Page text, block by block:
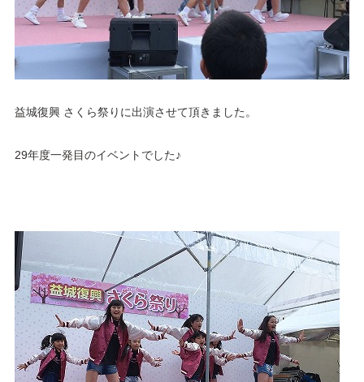
益城復興 さくら祭りに出演させて頂きました。
29年度一発目のイベントでした♪